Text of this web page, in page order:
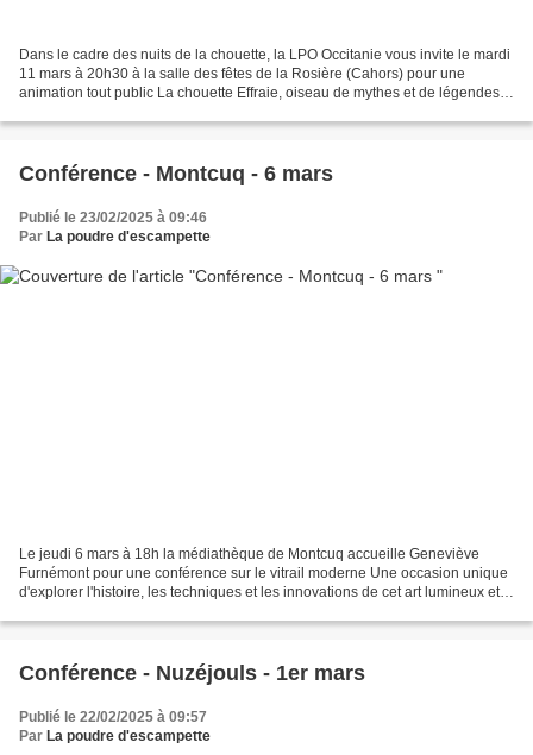
Dans le cadre des nuits de la chouette, la LPO Occitanie vous invite le mardi
11 mars à 20h30 à la salle des fêtes de la Rosière (Cahors) pour une
animation tout public La chouette Effraie, oiseau de mythes et de légendes,
Conférence - Montcuq - 6 mars
Publié le 23/02/2025 à 09:46
Par La poudre d'escampette
Le jeudi 6 mars à 18h la médiathèque de Montcuq accueille Geneviève
Furnémont pour une conférence sur le vitrail moderne Une occasion unique
d'explorer l'histoire, les techniques et les innovations de cet art lumineux et
Conférence - Nuzéjouls - 1er mars
Publié le 22/02/2025 à 09:57
Par La poudre d'escampette